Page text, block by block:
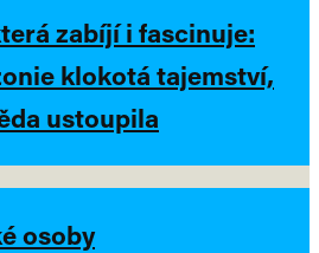
zabíjí i fascinuje:
klokotá tajemství,
ustoupila
osoby